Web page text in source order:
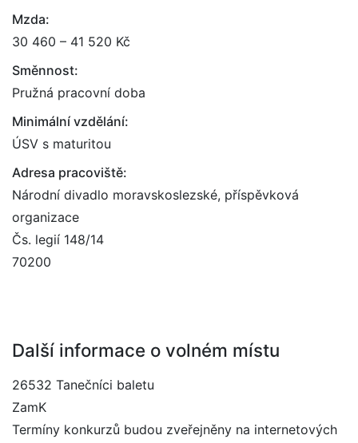
Mzda:
30 460 – 41 520 Kč
Směnnost:
Pružná pracovní doba
Minimální vzdělání:
ÚSV s maturitou
Adresa pracoviště:
Národní divadlo moravskoslezské, příspěvková
organizace
Čs. legií 148/14
70200
Další informace o volném místu
26532 Tanečníci baletu
ZamK
Termíny konkurzů budou zveřejněny na internetových